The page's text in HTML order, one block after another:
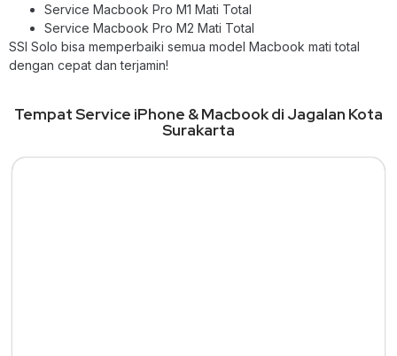
Service Macbook Pro M1 Mati Total
Service Macbook Pro M2 Mati Total
SSI Solo bisa memperbaiki semua model Macbook mati total
dengan cepat dan terjamin!
Tempat Service iPhone & Macbook di Jagalan Kota
Surakarta